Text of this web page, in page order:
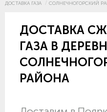
ДОСТАВКА ГАЗА СОЛНЕЧНОГОРСКИЙ
ДОСТАВКА
ГАЗА В
РАЙОНА